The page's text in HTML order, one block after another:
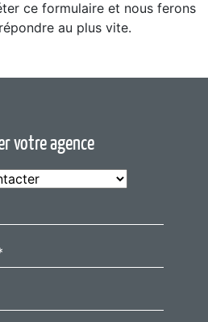
ce formulaire et nous ferons
au plus vite.
votre agence